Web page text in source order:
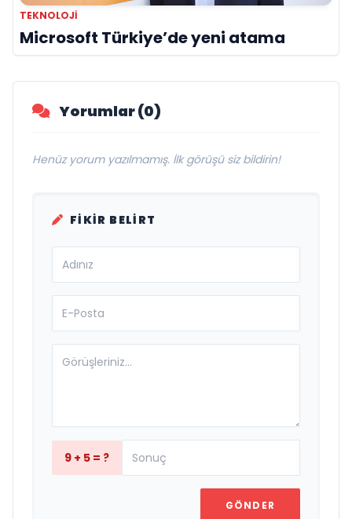
TEKNOLOJI
Microsoft Türkiye’de yeni atama
Yorumlar (0)
Henüz yorum yazılmamış. İlk görüşü siz bildirin!
FIKIR BELIRT
9 + 5 = ?
GÖNDER